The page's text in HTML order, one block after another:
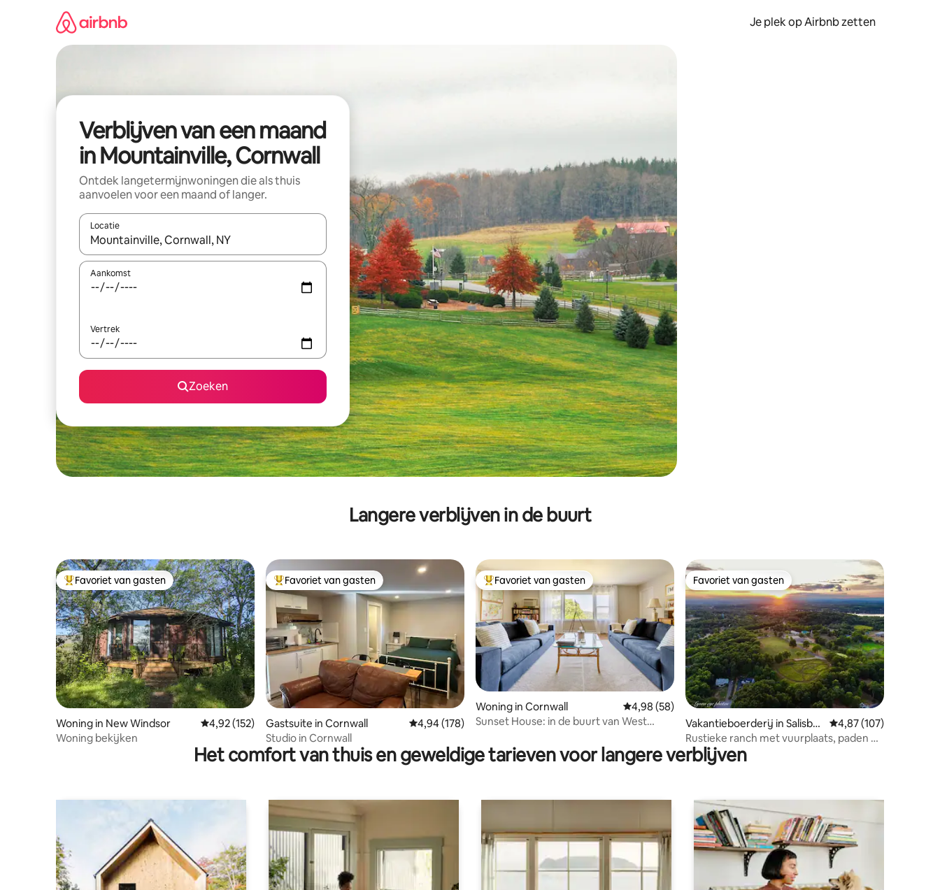
Je plek op Airbnb zetten
Verblijven van een maand
in Mountainville, Cornwall
Ontdek langetermijnwoningen die als thuis
aanvoelen voor een maand of langer.
Locatie
Wanneer er resultaten beschikbaar zijn, maak je een keuze met je de pijltjestoetsen omhoog en omlaag, óf door te tikken of swipen.
Aankomst
Vertrek
Zoeken
Langere verblijven in de buurt
Topfavoriet van gasten
Favoriet van gasten
Woning in New Windsor Gemiddelde beoordeling van 4,92 op 5, 152 recensies
4,92 (152)
Woning bekijken
Topfavoriet van gasten
Favoriet van gasten
Gastsuite in Cornwall Gemiddelde beoordeling van 4,94 op 5, 178 recensies
4,94 (178)
Studio in Cornwall
Topfavoriet van gasten
Favoriet van gasten
Woning in Cornwall Gemiddelde beoordeling van 4,98 op 5, 58 recensies
4,98 (58)
Sunset House: in de buurt van West
Favoriet van gasten
Favoriet van gasten
Vakantieboerderij in Salisbur
y Mills
Gemiddelde
4,87 (107)
Rustieke ranch met vuurplaats, paden en
grazende paarden
Het comfort van thuis en geweldige tarieven voor langere verblijven